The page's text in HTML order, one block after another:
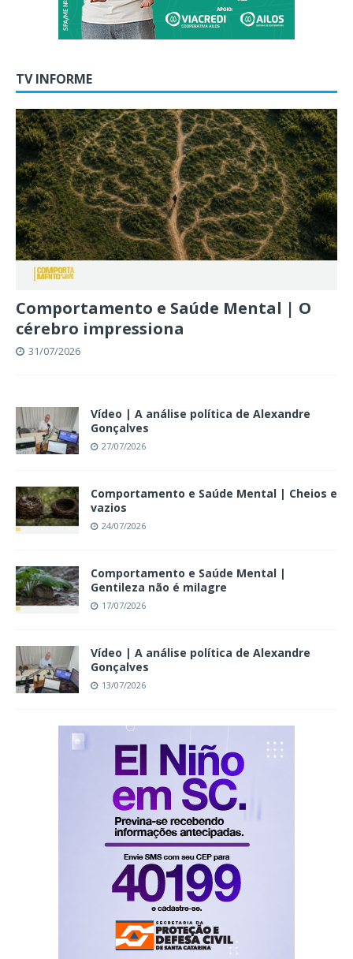
TV INFORME
Comportamento e Saúde Mental | O
cérebro impressiona
31/07/2026
Vídeo | A análise política de Alexandre
Gonçalves
27/07/2026
Comportamento e Saúde Mental | Cheios e
vazios
24/07/2026
Comportamento e Saúde Mental |
Gentileza não é milagre
17/07/2026
Vídeo | A análise política de Alexandre
Gonçalves
13/07/2026